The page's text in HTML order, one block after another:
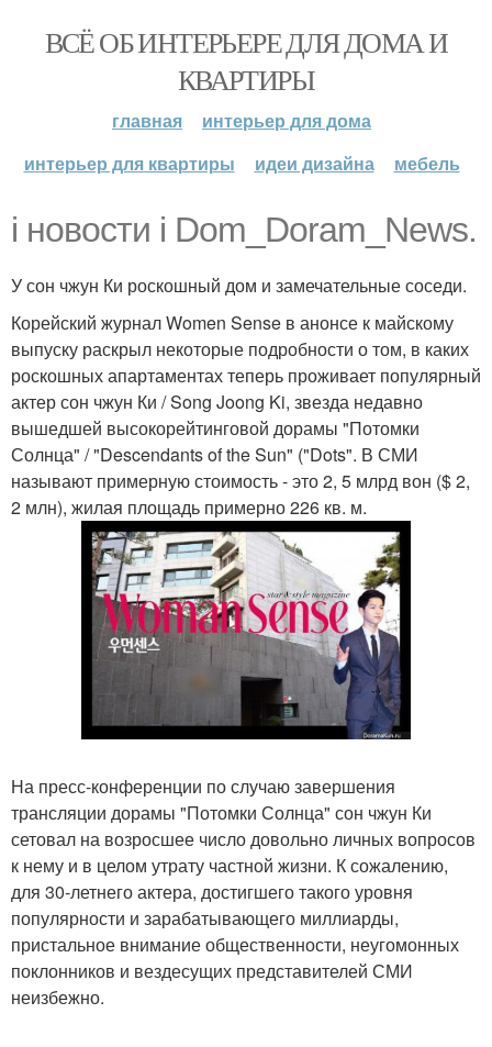
ВСЁ ОБ ИНТЕРЬЕРЕ ДЛЯ ДОМА И
КВАРТИРЫ
главная
интерьер для дома
интерьер для квартиры
идеи дизайна мебель
i новости i Dom_Doram_News.
У сон чжун Ки роскошный дом и замечательные соседи.
Корейский журнал Women Sense в анонсе к майскому
выпуску раскрыл некоторые подробности о том, в каких
роскошных апартаментах теперь проживает популярный
актер сон чжун Ки / Song Joong Ki, звезда недавно
вышедшей высокорейтинговой дорамы "Потомки
Солнца" / "Descendants of the Sun" ("Dots". В СМИ
называют примерную стоимость - это 2, 5 млрд вон ($ 2,
2 млн), жилая площадь примерно 226 кв. м.
На пресс-конференции по случаю завершения
трансляции дорамы "Потомки Солнца" сон чжун Ки
сетовал на возросшее число довольно личных вопросов
к нему и в целом утрату частной жизни. К сожалению,
для 30-летнего актера, достигшего такого уровня
популярности и зарабатывающего миллиарды,
пристальное внимание общественности, неугомонных
поклонников и вездесущих представителей СМИ
неизбежно.